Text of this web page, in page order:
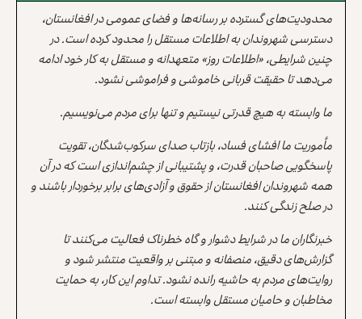
محدودیت‌های گسترده بر رسانه‌ها و فضای عمومی در افغانستان،
دسترسی شهروندان به اطلاعات مستقل را محدود کرده است. در
چنین شرایطی، «اطلاعات روز» متعهدانه و مستقل به کار خود ادامه
می‌دهد تا حقیقت قربانی خاموشی و فراموشی نشود.
ما وابسته به هیچ قدرتی نیستیم و تنها برای مردم می‌نویسیم.
مأموریت ما افشای فساد، بازتاب صدای سرکوب‌شدگان، تقویت
پاسخگویی صاحبان قدرت، و پشتیبانی از چشم‌اندازی است که در آن
همه شهروندان افغانستان از حقوق و آزادی‌های برابر برخوردار باشند و
در صلح زندگی کنند.
خبرنگاران ما در شرایط دشوار و گاه خطرناک فعالیت می‌کنند تا
گزارش‌های دقیق، منصفانه و مبتنی بر واقعیت منتشر شود و
روایت‌های مردم به حاشیه رانده نشود. تداوم این کار، به حمایت
مخاطبان و حامیان مستقل وابسته است.